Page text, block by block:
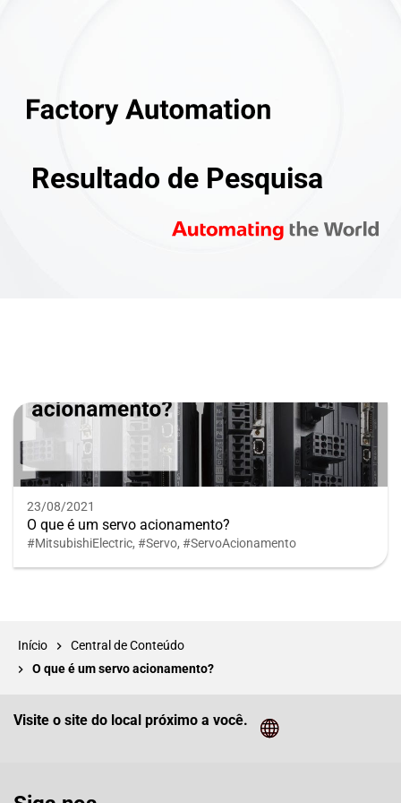
Resultado de Pesquisa
23/08/2021
O que é um servo acionamento?
#MitsubishiElectric, #Servo, #ServoAcionamento
Início
Central de Conteúdo
O que é um servo acionamento?
Visite o site do local próximo a você.